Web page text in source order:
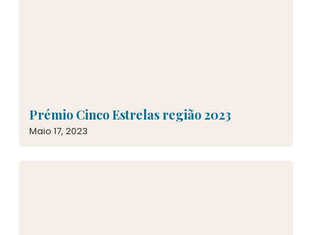
Prémio Cinco Estrelas região 2023
Maio 17, 2023